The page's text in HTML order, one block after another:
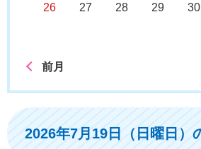
26 27 28 29 30
前月
2026年7月19日（日曜日）